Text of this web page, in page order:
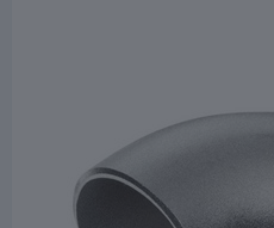
Тройники стальные